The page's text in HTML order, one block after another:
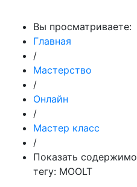
Вы просматриваете:
Главная
/
Мастерство
/
Онлайн
/
Мастер класс
/
Показать
тегу: MOOLT